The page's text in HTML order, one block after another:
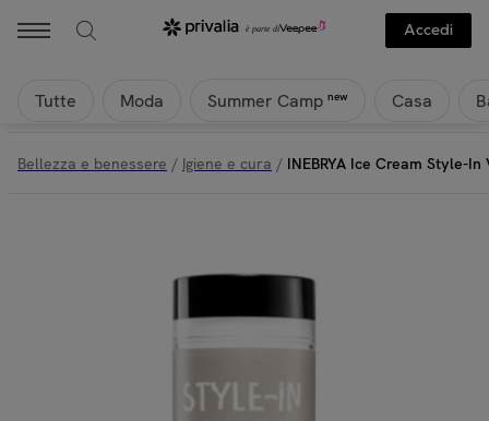
Accedi
Tutte Moda Summer Camp new Casa
Bellezza e benessere / Igiene e cura / INEBRYA Ice Cream Style-